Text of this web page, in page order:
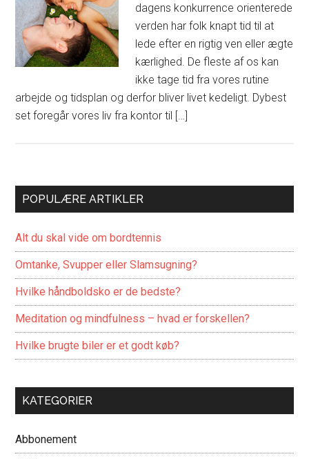
dagens konkurrence orienterede
verden har folk knapt tid til at
lede efter en rigtig ven eller ægte
kærlighed. De fleste af os kan
ikke tage tid fra vores rutine
arbejde og tidsplan og derfor bliver livet kedeligt. Dybest
set foregår vores liv fra kontor til […]
POPULÆRE ARTIKLER
Alt du skal vide om bordtennis
Omtanke, Svupper eller Slamsugning?
Hvilke håndboldsko er de bedste?
Meditation og mindfulness – hvad er forskellen?
Hvilke brugte biler er et godt køb?
KATEGORIER
Abbonement